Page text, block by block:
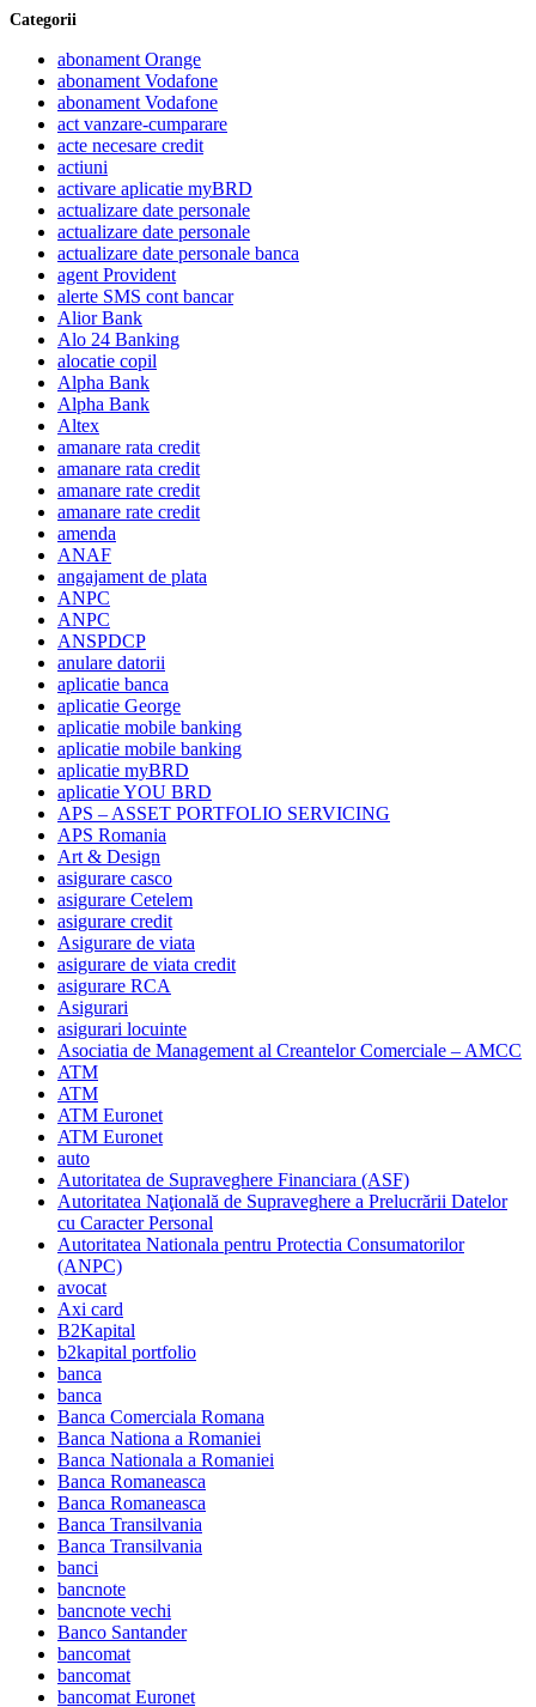
Categorii
abonament Orange
abonament Vodafone
abonament Vodafone
act vanzare-cumparare
acte necesare credit
actiuni
activare aplicatie myBRD
actualizare date personale
actualizare date personale
actualizare date personale banca
agent Provident
alerte SMS cont bancar
Alior Bank
Alo 24 Banking
alocatie copil
Alpha Bank
Alpha Bank
Altex
amanare rata credit
amanare rata credit
amanare rate credit
amanare rate credit
amenda
ANAF
angajament de plata
ANPC
ANPC
ANSPDCP
anulare datorii
aplicatie banca
aplicatie George
aplicatie mobile banking
aplicatie mobile banking
aplicatie myBRD
aplicatie YOU BRD
APS – ASSET PORTFOLIO SERVICING
APS Romania
Art & Design
asigurare casco
asigurare Cetelem
asigurare credit
Asigurare de viata
asigurare de viata credit
asigurare RCA
Asigurari
asigurari locuinte
Asociatia de Management al Creantelor Comerciale – AMCC
ATM
ATM
ATM Euronet
ATM Euronet
auto
Autoritatea de Supraveghere Financiara (ASF)
Autoritatea Naţională de Supraveghere a Prelucrării Datelor
cu Caracter Personal
Autoritatea Nationala pentru Protectia Consumatorilor
(ANPC)
avocat
Axi card
B2Kapital
b2kapital portfolio
banca
banca
Banca Comerciala Romana
Banca Nationa a Romaniei
Banca Nationala a Romaniei
Banca Romaneasca
Banca Romaneasca
Banca Transilvania
Banca Transilvania
banci
bancnote
bancnote vechi
Banco Santander
bancomat
bancomat
bancomat Euronet